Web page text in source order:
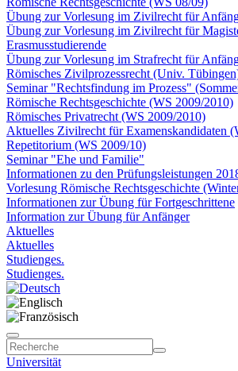
Übung zur Vorlesung im Zivilrecht für
Übung zur Vorlesung im Zivilrecht für
Erasmusstudierende
Übung zur Vorlesung im Strafrecht für
Römisches Zivilprozessrecht (Univ.
Seminar "Rechtsfindung im Prozess"
Römische Rechtsgeschichte (WS 2009/2010)
Römisches Privatrecht (WS 2009/2010)
Aktuelles Zivilrecht für Examenskandidaten
Repetitorium (WS 2009/10)
Seminar "Ehe und Familie"
Informationen zu den Prüfungsleistungen
Vorlesung Römische Rechtsgeschichte
Informationen zur Übung für Fortgeschrittene
Information zur Übung für Anfänger
Aktuelles
Aktuelles
Studienges.
Studienges.
Universität